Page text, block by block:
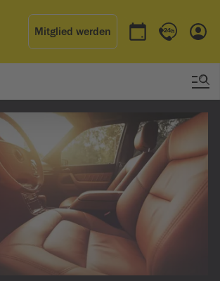
Mitglied werden
Termin buchen
Kontakt &